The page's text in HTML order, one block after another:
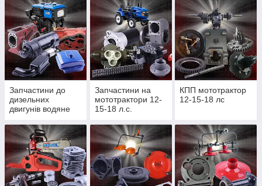
Запчастини до
дизельних
двигунів водяне
Запчастини на
мототрактори 12-
15-18 л.с.
КПП мототрактор
12-15-18 лс